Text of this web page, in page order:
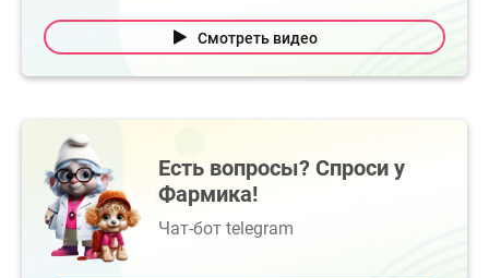
Смотреть видео
Есть вопросы? Спроси у
Фармика!
Чат-бот telegram